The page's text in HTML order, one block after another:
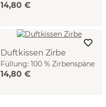
14,80 €
Duftkissen Zirbe
Füllung: 100 % Zirbenspäne
(20 x 20 cm)
14,80 €